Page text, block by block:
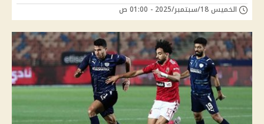
الخميس 18/سبتمبر/2025 - 01:00 ص